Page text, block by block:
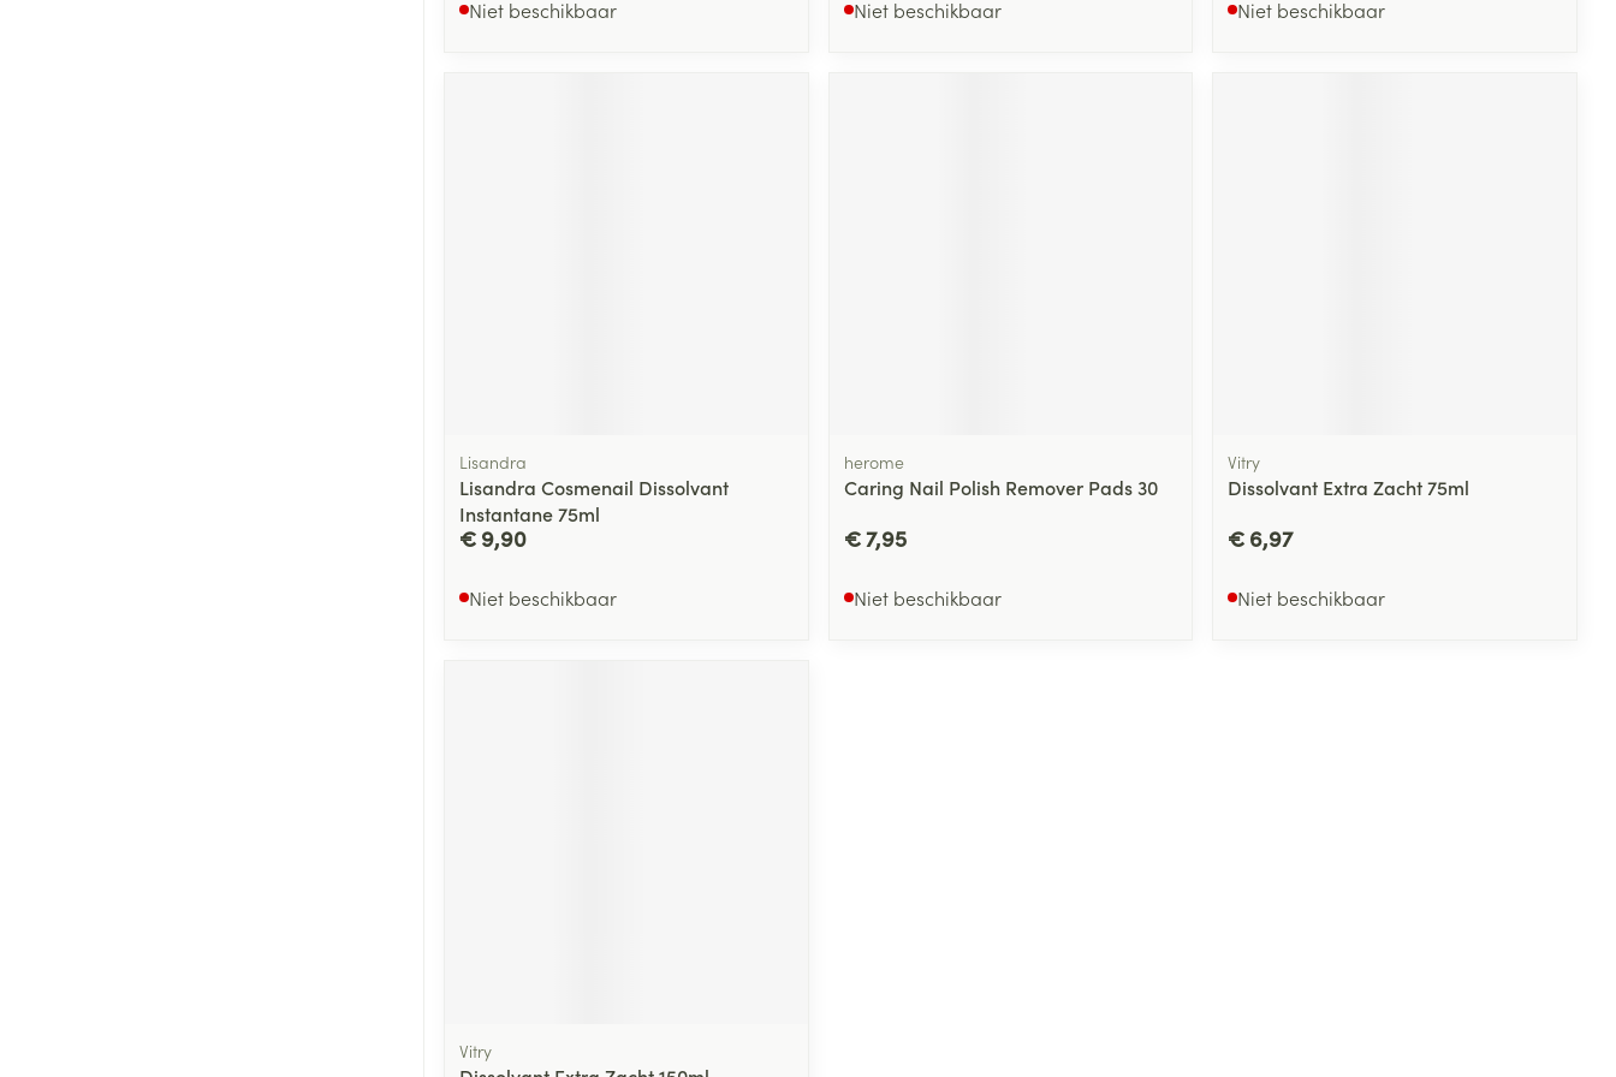
Niet beschikbaar Niet beschikbaar Niet beschikbaar
Lisandra
Lisandra Cosmenail Dissolvant
Instantane 75ml
€ 9,90
Niet beschikbaar
herome
Caring Nail Polish Remover Pads 30
€ 7,95
Niet beschikbaar
Vitry
Dissolvant Extra Zacht 75ml
€ 6,97
Niet beschikbaar
Vitry